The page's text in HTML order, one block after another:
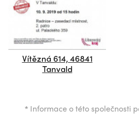
Vítězná 614, 46841
Tanvald
* Informace o této společnosti